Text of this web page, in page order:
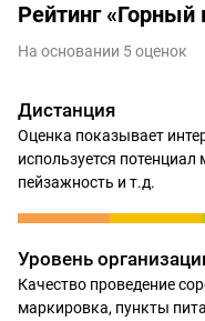
Рейтинг
На основании 5 оценок
Дистанция
Оценка показывает
используется
пейзажность и т.д.
Уровень
Качество проведение
маркировка, пункты